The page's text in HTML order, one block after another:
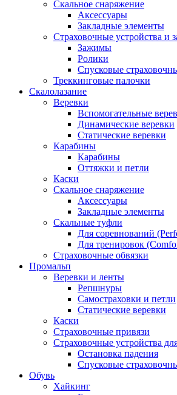
Скальное снаряжение
Аксессуары
Закладные элементы
Страховочные устройства и
Зажимы
Ролики
Спусковые
Треккинговые палочки
Скалолазание
Веревки
Вспомогательные
Динамические веревки
Статические веревки
Карабины
Карабины
Оттяжки и петли
Каски
Скальное снаряжение
Аксессуары
Закладные элементы
Скальные туфли
Для соревнований
Для тренировок
Страховочные обвязки
Промальп
Веревки и ленты
Репшнуры
Самостраховки и петли
Статические веревки
Каски
Страховочные привязи
Страховочные устройства
Остановка падения
Спусковые
Обувь
Хайкинг